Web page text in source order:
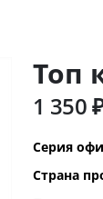
Топ
1 350
Серия
Страна